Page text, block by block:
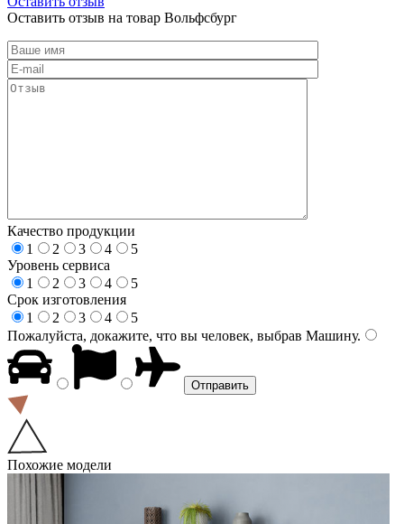
Оставить отзыв на товар Вольфсбург
Качество продукции
1
2 3 4
5
Уровень сервиса
1
2 3 4
5
Срок изготовления
1
2 3 4
5
Пожалуйста, докажите, что вы человек, выбрав Машину.
Похожие модели